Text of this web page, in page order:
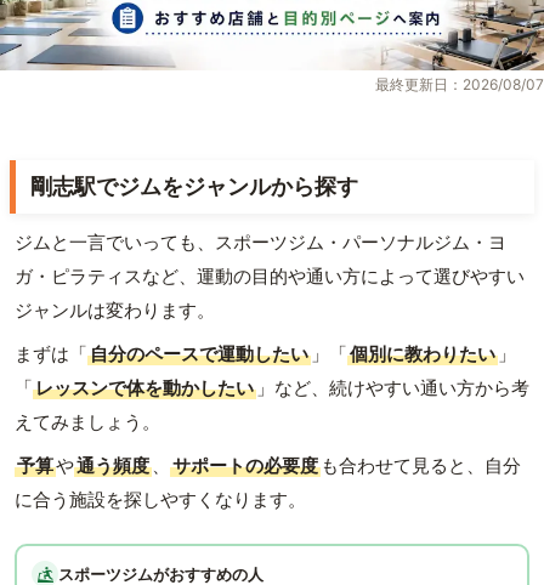
最終更新日：2026/08/07
剛志駅でジムをジャンルから探す
ジムと一言でいっても、スポーツジム・パーソナルジム・ヨ
ガ・ピラティスなど、運動の目的や通い方によって選びやすい
ジャンルは変わります。
まずは「自分のペースで運動したい 」「個別に教わりたい 」
「レッスンで体を動かしたい 」など、続けやすい通い方から考
えてみましょう。
予算や通う頻度 、 サポートの必要度 も合わせて見ると、自分
に合う施設を探しやすくなります。
スポーツジムがおすすめの人